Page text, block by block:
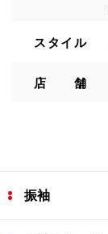
スタイル
店 舗
振袖